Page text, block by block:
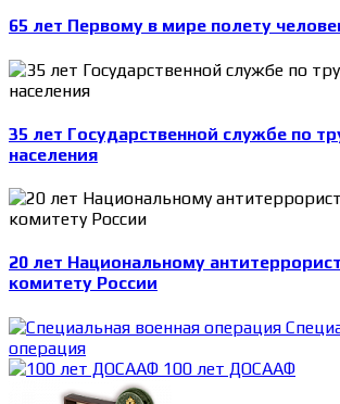
65 лет Первому в мире полету
35 лет Государственной службе по
населения
20 лет Национальному
комитету России
операция
100 лет ДОСААФ